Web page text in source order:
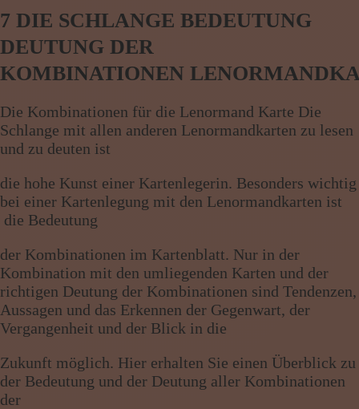
Lenormandkarten
Tarotkarten
Menü: Beraterübersicht von A bis Z
Menü: Kartenlegen kostenlos, Jobs,
Wissen von A - Z
7 DIE SCHLANGE BEDEUTUNG
DEUTUNG DER
KOMBINATIONEN
Die Kombinationen für die Lenormand Karte Die
Schlange mit allen anderen Lenormandkarten zu lesen
und zu deuten ist
die hohe Kunst einer Kartenlegerin. Besonders wichtig
bei einer Kartenlegung mit den Lenormandkarten ist
die Bedeutung
der Kombinationen im Kartenblatt. Nur in der
Kombination mit den umliegenden Karten und der
richtigen Deutung der Kombinationen sind Tendenzen,
Aussagen und das Erkennen der Gegenwart, der
Vergangenheit und der Blick in die
Zukunft möglich. Hier erhalten Sie einen Überblick zu
der Bedeutung und der Deutung aller Kombinationen
der